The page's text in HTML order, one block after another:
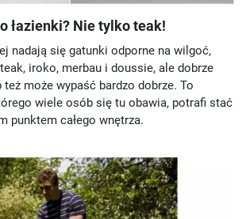
łazienki? Nie tylko teak!
nadają się gatunki odporne na wilgoć,
iroko, merbau i doussie, ale dobrze
też może wypaść bardzo dobrze. To
wiele osób się tu obawia, potrafi stać
punktem całego wnętrza.